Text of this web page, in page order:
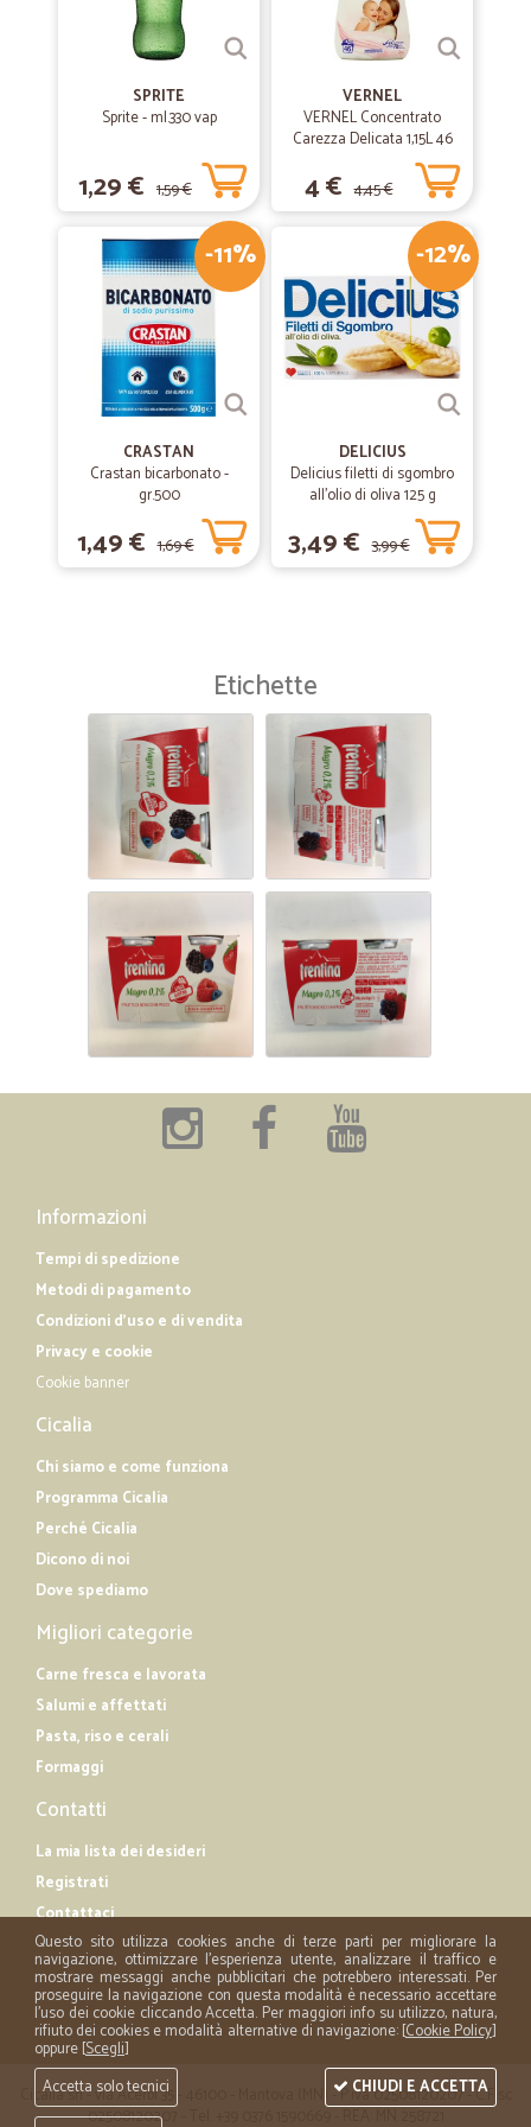
SPRITE
Sprite - ml.330 vap
1,29 € 1,59 €
VERNEL
VERNEL Concentrato
Carezza Delicata 1,15L 46
4 € 4,45 €
-11%
CRASTAN
Crastan bicarbonato -
gr.500
1,49 € 1,69 €
-12%
DELICIUS
Delicius filetti di sgombro
all'olio di oliva 125 g
3,49 € 3,99 €
Etichette
Informazioni
Tempi di spedizione
Metodi di pagamento
Condizioni d'uso e di vendita
Privacy e cookie
Cookie banner
Cicalia
Chi siamo e come funziona
Programma Cicalia
Perché Cicalia
Dicono di noi
Dove spediamo
Migliori categorie
Carne fresca e lavorata
Salumi e affettati
Pasta, riso e cerali
Formaggi
Contatti
La mia lista dei desideri
Registrati
Contattaci
Cicalia srl - via Acerbi 35 - 46100 - Mantova (MN) - P.iva 02508120207 - C.Fisc
02508120207 - Tel. +39 0376 1590669 - REA: MN 258721
Questo sito utilizza cookies anche di terze parti per migliorare la
navigazione, ottimizzare l'esperienza utente, analizzare il traffico e
mostrare messaggi anche pubblicitari che potrebbero interessati. Per
proseguire la navigazione con questa modalità è necessario accettare
l'uso dei cookie cliccando Accetta. Per maggiori info su utilizzo, natura,
rifiuto dei cookies e modalità alternative di navigazione: [Cookie Policy]
oppure [Scegli]
Accetta solo tecnici
CHIUDI E ACCETTA